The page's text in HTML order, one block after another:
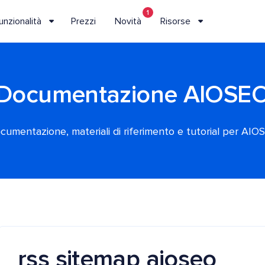
Prezzi Novità
1
Risorse
Documentazione
materiali di riferimento e tutorial per
rss sitemap aioseo